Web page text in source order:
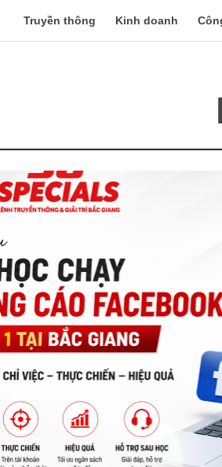
Truyền thông Kinh doanh